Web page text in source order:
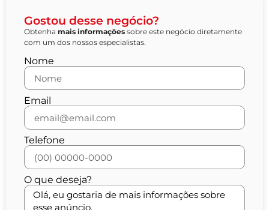
Gostou desse negócio?
Obtenha mais informações sobre este negócio diretamente
com um dos nossos especialistas.
Nome
Email
Telefone
O que deseja?